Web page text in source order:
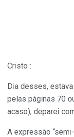
Cristo :
Dia desses,
pelas páginas 70
acaso), deparei
A expressão